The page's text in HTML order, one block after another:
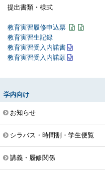
提出書類・様式
教育実習履修申込票
教育実習生記録
教育実習受入内諾書
教育実習受入内諾願
学内向け
お知らせ
シラバス・時間割・学生便覧
講義・履修関係